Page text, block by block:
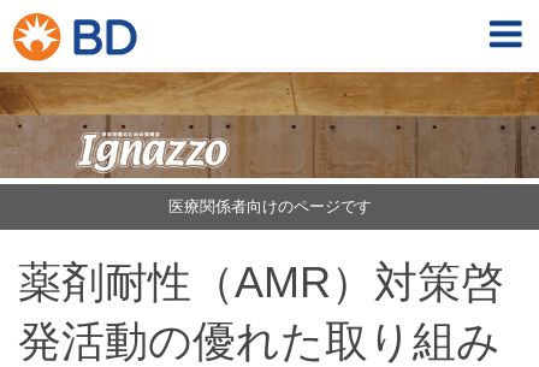
医療関係者向けのページです
薬剤耐性（AMR）対策啓
発活動の優れた取り組み